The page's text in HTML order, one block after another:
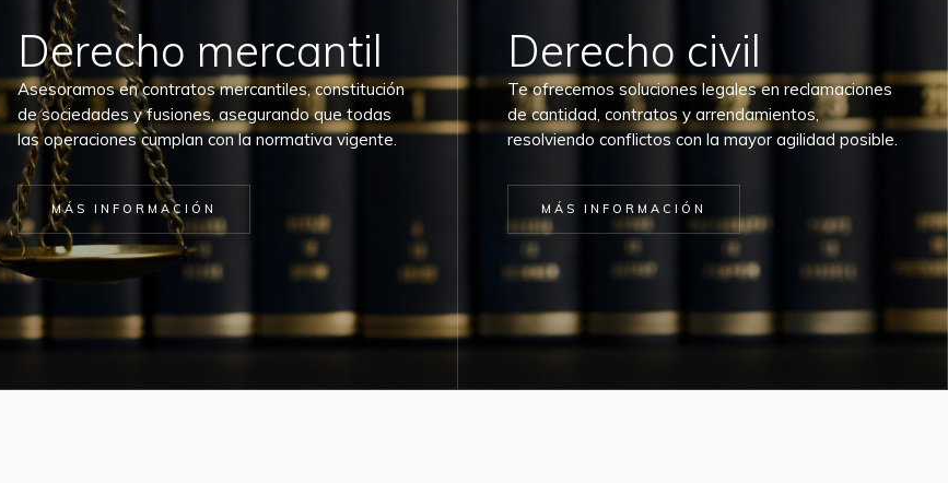
Derecho mercantil
Asesoramos en contratos mercantiles, constitución
de sociedades y fusiones, asegurando que todas
las operaciones cumplan con la normativa vigente.
MÁS INFORMACIÓN
Derecho civil
Te ofrecemos soluciones legales en reclamaciones
de cantidad, contratos y arrendamientos,
resolviendo conflictos con la mayor agilidad posible.
MÁS INFORMACIÓN